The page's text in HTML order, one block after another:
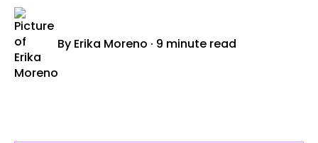
By Erika Moreno · 9 minute read